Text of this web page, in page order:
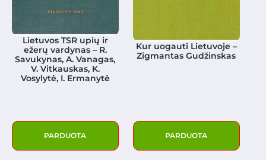
Lietuvos TSR upių ir
ežerų vardynas – R.
Savukynas, A. Vanagas,
V. Vitkauskas, K.
Vosylytė, I. Ermanytė
PARDUOTA
Kur uogauti Lietuvoje –
Zigmantas Gudžinskas
PARDUOTA